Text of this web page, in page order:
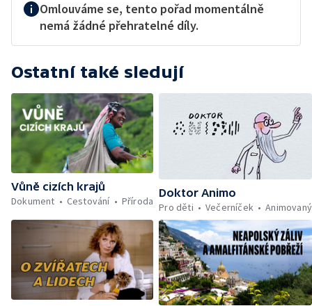
Omlouváme se, tento pořad momentálně
nemá žádné přehratelné díly.
Ostatní také sledují
Vůně cizích krajů
Dokument
Cestování Příroda
Doktor Animo
Pro děti
Večerníček Animovaný